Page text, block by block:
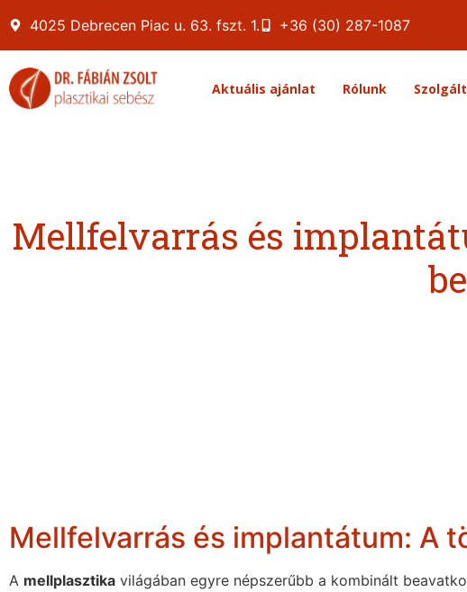
4025 Debrecen Piac u. 63. fszt. 1. +36 (30) 287-1087
Aktuális ajánlat Rólunk
Mellfelvarrás és
Mellfelvarrás és implantátum: A
A mellplasztika világában egyre népszerűbb a kombinált